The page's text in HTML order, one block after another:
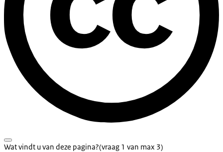
Wat vindt u van deze pagina?(vraag 1 van max 3)